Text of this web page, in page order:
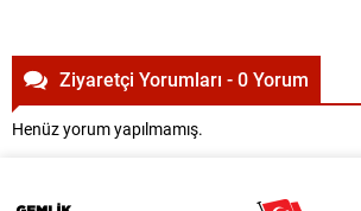
Ziyaretçi Yorumları - 0 Yorum
Henüz yorum yapılmamış.